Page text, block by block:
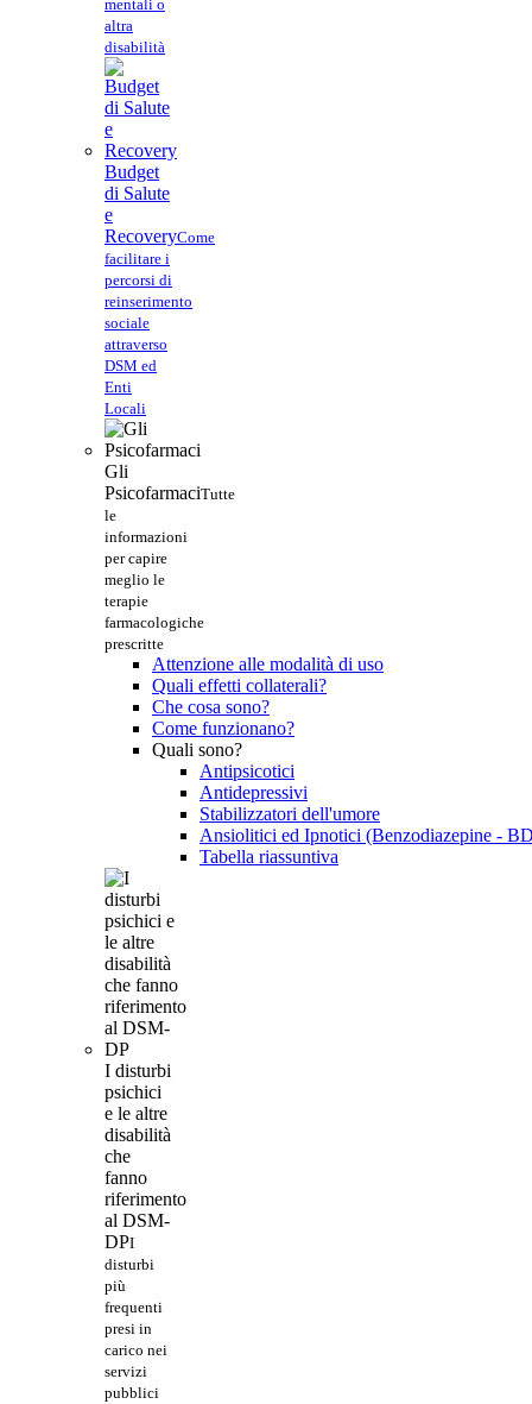
mentali o
altra
disabilità
Budget
di Salute
e
RecoveryCome
facilitare i
percorsi di
reinserimento
sociale
attraverso
DSM ed
Enti
Locali
Gli
PsicofarmaciTutte
le
informazioni
per capire
meglio le
terapie
farmacologiche
prescritte
Attenzione alle modalità di uso
Quali effetti collaterali?
Che cosa sono?
Come funzionano?
Quali sono?
Antipsicotici
Antidepressivi
Stabilizzatori dell'umore
Ansiolitici ed Ipnotici (Benzodiazepine -
Tabella riassuntiva
I disturbi
psichici
e le altre
disabilità
che
fanno
riferimento
al DSM-
DPI
disturbi
più
frequenti
presi in
carico nei
servizi
pubblici